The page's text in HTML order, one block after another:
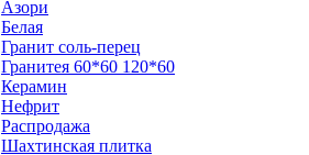
Азори
Белая
Гранит соль-перец
Гранитея 60*60 120*60
Керамин
Нефрит
Распродажа
Шахтинская плитка